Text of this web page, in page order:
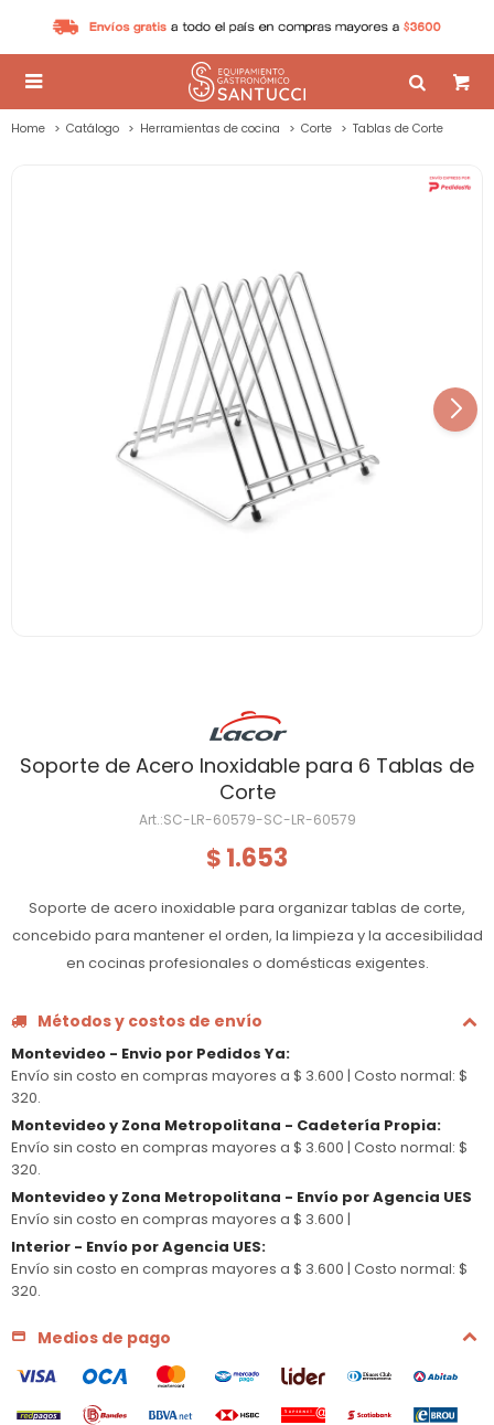

Home Catálogo Herramientas de cocina Corte Tablas de Corte
Soporte de Acero Inoxidable para 6 Tablas de
Corte
SC-LR-60579-SC-LR-60579
$ 1.653
Soporte de acero inoxidable para organizar tablas de corte,
concebido para mantener el orden, la limpieza y la accesibilidad
en cocinas profesionales o domésticas exigentes.
Métodos y costos de envío
Montevideo - Envio por Pedidos Ya:
Envío sin costo en compras mayores a $ 3.600 | Costo normal: $
320.
Montevideo y Zona Metropolitana - Cadetería Propia:
Envío sin costo en compras mayores a $ 3.600 | Costo normal: $
320.
Montevideo y Zona Metropolitana - Envío por Agencia UES
Envío sin costo en compras mayores a $ 3.600 |
Interior - Envío por Agencia UES:
Envío sin costo en compras mayores a $ 3.600 | Costo normal: $
320.
Medios de pago